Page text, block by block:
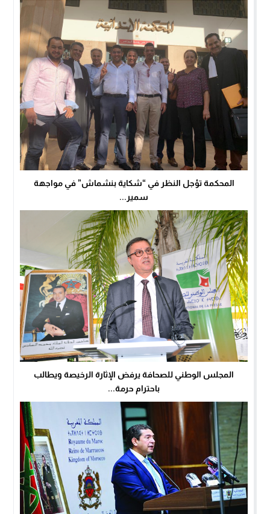
المحكمة تؤجل النظر في “شكاية بنشماش” في مواجهة
سمير...
المجلس الوطني للصحافة يرفض الإثارة الرخيصة ويطالب
باحترام حرمة...